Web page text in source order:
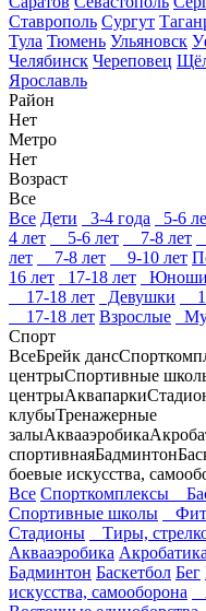
Ставрополь Сургут
Тула Тюмень Ульяновск
Челябинск Череповец
Ярославль
Район
Нет
Метро
Нет
Возраст
Все
Все Дети 3-4 года 5-6
4 лет
5-6 лет 7-8 лет
лет
7-8 лет 9-10 лет
16 лет
17-18 лет Юноши
17-18 лет
Девушки
17-18 лет Взрослые
Спорт
ВсеБрейк данс
центрыСпортивные
центрыАквапарки
клубыТренажерные
залыАквааэробика
спортивнаяБадминтон
боевые искусства,
Все Спорткомплексы
Спортивные школы
Стадионы
Тиры,
Аквааэробика Акробатика
Бадминтон Баскетбол Бег
искусства, самооборона